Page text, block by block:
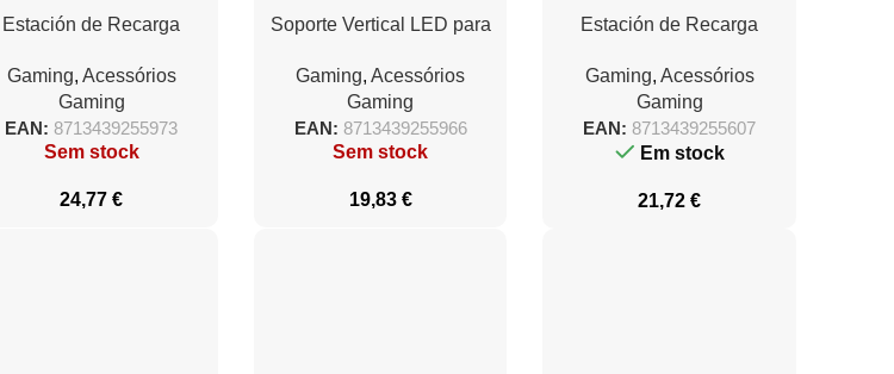
Estación de Recarga
228 Duo Charge Dock
para PS5
Gaming, Acessórios
Gaming
EAN: 8713439255973
Sem stock
24,77€
Soporte Vertical LED para
Blanco
Gaming,Acessórios
Gaming
EAN: 8713439255966
Sem stock
19,83 €
Estación de Recarga
255 para PS5/ Blanco
Gaming, Acessórios
Gaming
EAN: 8713439255607
Em stock
21,72€